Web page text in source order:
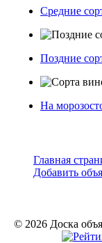
Средние
Поздние
На
Главная
Добавить
© 2026 Доска